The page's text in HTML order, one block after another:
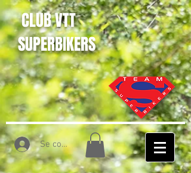
CLUB VTT
SUPERBIKERS
Se connecter